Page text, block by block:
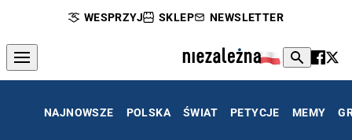
WESPRZYJ SKLEP NEWSLETTER
NAJNOWSZE POLSKA ŚWIAT PETYCJE MEMY